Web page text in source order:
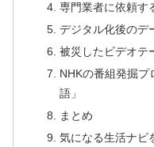
専門業者に依頼す
デジタル化後のデ
被災したビデオテ
NHKの番組発掘プ
語」
まとめ
気になる生活ナビ